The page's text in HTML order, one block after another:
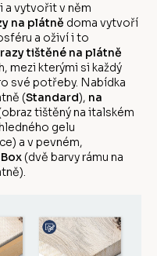
a vytvořit v něm
na plátně doma vytvoří
a oživí i to
tištěné na plátně
mezi kterými si každý
své potřeby. Nabídka
(Standard), na
tištěný na italském
gelu
a v pevném,
(dvě barvy rámu na